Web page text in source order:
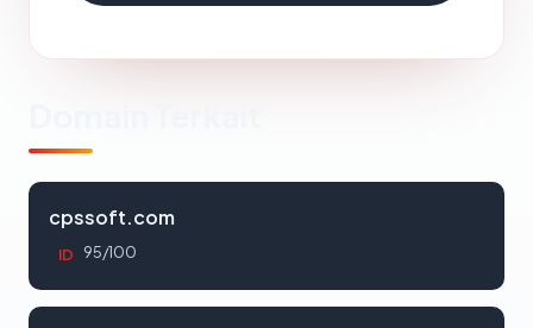
cpssoft.com
ID 95/100